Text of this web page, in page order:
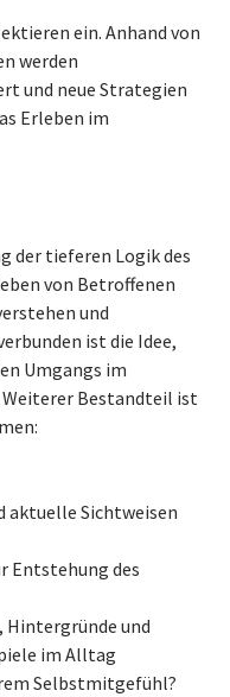
ein. Anhand von
werden
und neue Strategien
Erleben im
der tieferen Logik des
von Betroffenen
und
ist die Idee,
Umgangs im
Bestandteil ist
aktuelle Sichtweisen
Entstehung des
Hintergründe und
im Alltag
Selbstmitgefühl?